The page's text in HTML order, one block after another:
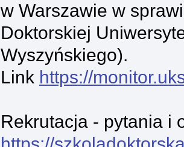
w Warszawie w
Doktorskiej
Wyszyńskiego).
Link https://
Rekrutacja - pytania i